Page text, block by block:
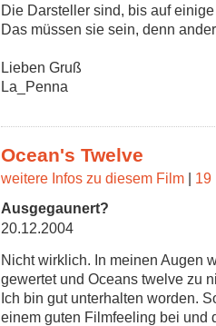
Die Darsteller sind, bis auf
Das müssen sie sein, denn
Lieben Gruß
La_Penna
Ocean's Twelve
weitere Infos zu diesem Film | 19
Ausgegaunert?
20.12.2004
Nicht wirklich. In meinen Augen
gewertet und Oceans twelve zu
Ich bin gut unterhalten worden.
einem guten Filmfeeling bei und